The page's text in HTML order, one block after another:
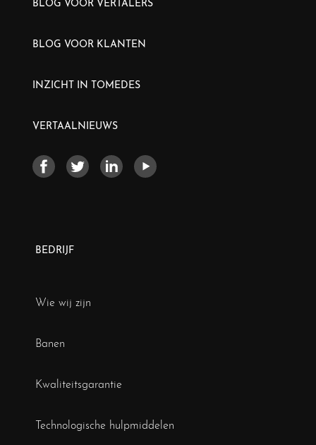
BLOG VOOR VERTALERS
BLOG VOOR KLANTEN
INZICHT IN TOMEDES
VERTAALNIEUWS
BEDRIJF
Wie wij zijn
Banen
Kwaliteitsgarantie
Technologische hulpmiddelen